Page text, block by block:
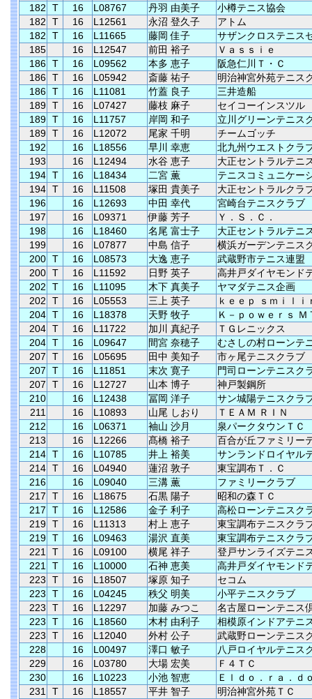
182
T 16 L08767 丹羽 由美子
小樽テニス協会
182
T 16 L12561 永沼 登久子
アトム
182
T 16 L11665 藤岡 佳子
サザンクロステニス
185
16 L12547 前田 裕子
Ｖａｓｓｉｅ
186 T 16 L09562 本多 恵子
阪急仁川Ｔ・Ｃ
186 T 16 L05942 斎藤 祐子
明治神宮外苑テニス
186 T 16 L11081 竹蓋 良子
三井造船
189 T 16 L07427 藤枝 麻子
セイコーインスツル
189 T 16 L11757 岸岡 和子
立川グリーンテニス
189 T 16 L12072 尾家 千明
チームゴッチ
192
16 L18556 早川 幸恵
北九州ウエストクラ
193
16 L12494 水谷 恵子
大正セントラルテニ
194 T 16 L18434 二宮 薫
テニスコミュニケー
194 T 16 L11508 塚田 貴美子
大正セントラルクラ
196
16 L12693 中田 幸代
宮崎台テニスクラブ
197
16 L09371 伊藤 芳子
Ｙ．Ｓ．Ｃ．
198
16 L18460 名尾 富士子
大正セントラルテニ
199
16 L07877 中島 信子
横浜ガーデンテニス
200 T 16 L08573 大逸 恵子
武蔵野市テニス連盟
200 T 16 L11592 日野 英子
高井戸ダイヤモンド
202
T 16 L11095 木下 真美子
ヤマダテニス企画
202
T 16 L05553 三上 英子
ｋｅｅｐ ｓｍｉｌｉ
204 T 16 L18378 天野 牧子
Ｋ－ｐｏｗｅｒｓ Ｍ
204 T 16 L11722 加川 真紀子
ＴＧレニックス
204 T 16 L09647 間宮 奈穂子
むさしの村ローンテ
207
T 16 L05695 田中 美知子
市ヶ尾テニスクラブ
207
T 16 L11851 末次 寛子
門司ローンテニスク
207
T 16 L12727 山本 博子
神戸製鋼所
210
16 L12438 冨岡 洋子
サン城陽テニスクラ
211
16 L10893 山尾 しおり
ＴＥＡＭ ＲＩＮ
212
16 L06371 袖山 沙月
泉パークタウンＴＣ
213
16 L12266 髙橋 裕子
百合が丘ファミリー
214 T 16 L10785 井上 裕美
サンランドロイヤル
214 T 16 L04940 蓮沼 敦子
東宝調布Ｔ．Ｃ
216
16 L09040 三溝 薫
ファミリークラブ
217
T 16 L18675 石黒 陽子
昭和の森ＴＣ
217
T 16 L12586 金子 利子
高松ローンテニスク
219 T 16 L11313 村上 恵子
東宝調布テニスクラ
219 T 16 L09463 湯沢 直美
東宝調布テニスクラ
221
T 16 L09100 横尾 祥子
登戸サンライズテニ
221
T 16 L10000 石神 恵美
高井戸ダイヤモンド
223
T 16 L18507 塚原 知子
セコム
223
T 16 L04245 秩父 明美
小平テニスクラブ
223
T 16 L12297 加藤 みつこ
名古屋ローンテニス
223
T 16 L18560 木村 由利子
相模原インドアテニ
223
T 16 L12040 外村 公子
武蔵野ローンテニス
228
16 L00497 澤口 敏子
八戸ロイヤルテニス
229
16 L03780 大場 宏美
Ｆ４ＴＣ
230
16 L10223 小池 智恵
Ｅｌｄｏ．ｒａ．ｄ
231
T 16 L18557 平井 智子
明治神宮外苑ＴＣ